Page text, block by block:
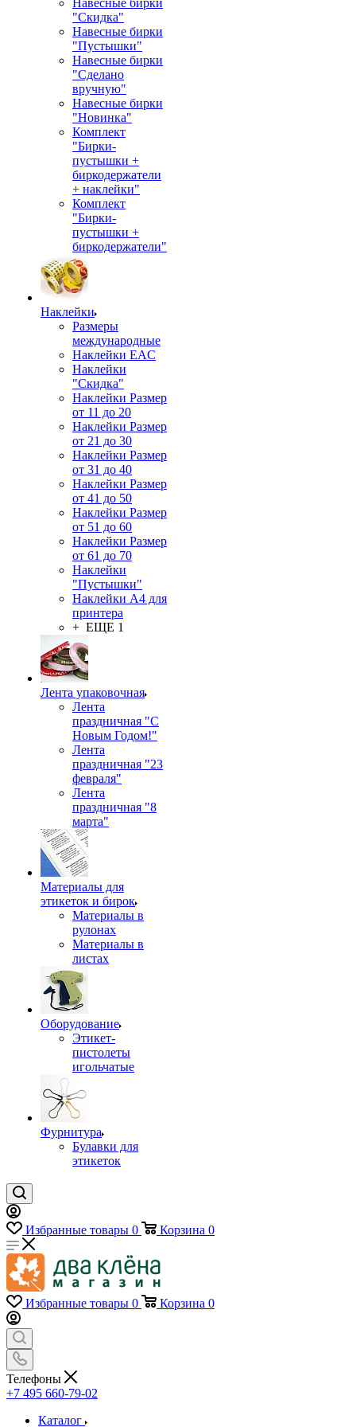
Навесные бирки
"Скидка"
Навесные бирки
"Пустышки"
Навесные бирки
"Сделано
вручную"
Навесные бирки
"Новинка"
Комплект
"Бирки-
пустышки +
биркодержатели
+ наклейки"
Комплект
"Бирки-
пустышки +
биркодержатели"
Наклейки
Размеры
международные
Наклейки EAC
Наклейки
"Скидка"
Наклейки Размер
от 11 до 20
Наклейки Размер
от 21 до 30
Наклейки Размер
от 31 до 40
Наклейки Размер
от 41 до 50
Наклейки Размер
от 51 до 60
Наклейки Размер
от 61 до 70
Наклейки
"Пустышки"
Наклейки А4 для
принтера
+ ЕЩЕ 1
Лента упаковочная
Лента
праздничная "С
Новым Годом!"
Лента
праздничная "23
февраля"
Лента
праздничная "8
марта"
Материалы для
этикеток и бирок
Материалы в
рулонах
Материалы в
листах
Оборудование
Этикет-
пистолеты
игольчатые
Фурнитура
Булавки для
этикеток
Избранные товары 0 Корзина 0
Избранные товары 0 Корзина 0
Телефоны
+7 495 660-79-02
Каталог